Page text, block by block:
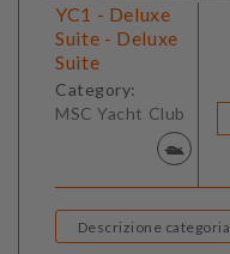
YC1 - Deluxe
Suite - Deluxe
Suite
Category:
MSC Yacht Club
Descrizione categoria